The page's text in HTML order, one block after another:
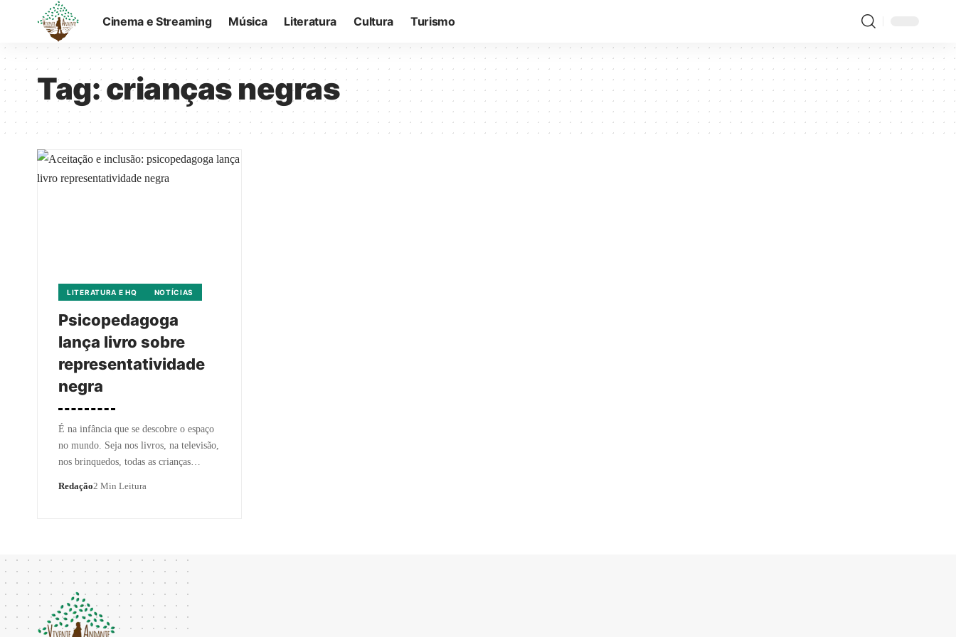
Cinema e Streaming Música Literatura Cultura Turismo
Tag:crianças negras
LITERATURA E HQ NOTÍCIAS
Psicopedagoga
lança livro sobre
representatividade
negra
É na infância que se descobre o espaço
no mundo. Seja nos livros, na televisão,
nos brinquedos, todas as crianças…
Redação2 Min Leitura